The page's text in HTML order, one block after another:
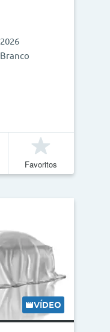
2026
Branco
Favoritos
VÍDEO